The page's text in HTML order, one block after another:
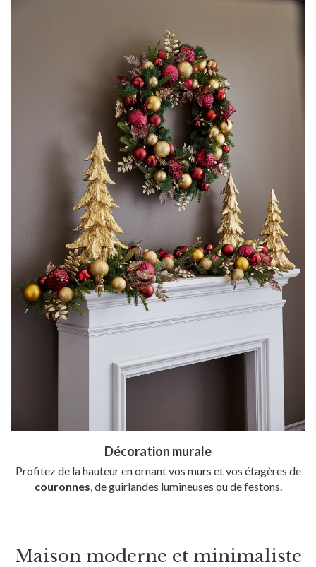
Décoration murale
Profitez de la hauteur en ornant vos murs et vos étagères de
couronnes , de guirlandes lumineuses ou de festons.
Maison moderne et minimaliste